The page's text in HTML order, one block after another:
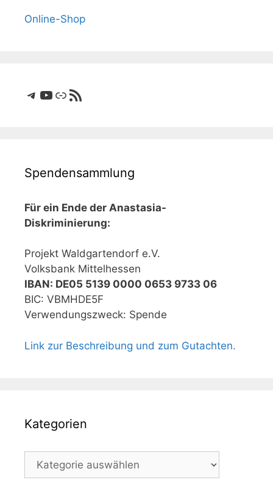
Online-Shop
Telegram
YouTube
LinkRSS-Feed
Spendensammlung
Für ein Ende der Anastasia-
Diskriminierung:
Projekt Waldgartendorf e.V.
Volksbank Mittelhessen
IBAN: DE05 5139 0000 0653 9733 06
BIC: VBMHDE5F
Verwendungszweck: Spende
Link zur Beschreibung und zum Gutachten.
Kategorien
Kategorien